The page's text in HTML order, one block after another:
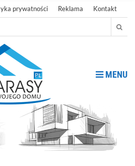
prywatności Reklama Kontakt
MENU